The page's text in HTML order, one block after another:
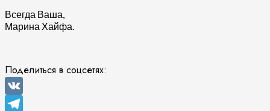
Всегда Ваша,
Марина Хайфа.
Поделиться в соцсетях:
VK